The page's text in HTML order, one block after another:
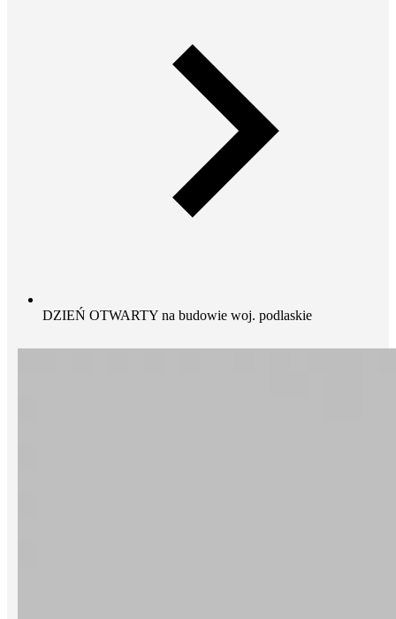
DZIEŃ OTWARTY na budowie woj. podlaskie